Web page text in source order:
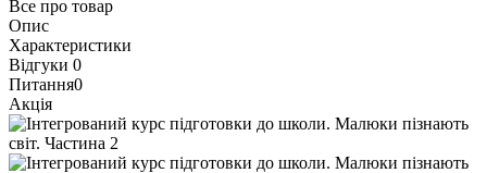
Все про товар
Опис
Характеристики
Відгуки 0
Питання0
Акція